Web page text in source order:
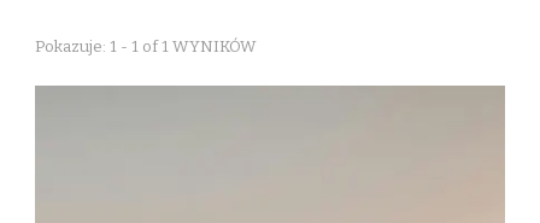
Pokazuje: 1 - 1 of 1 WYNIKÓW